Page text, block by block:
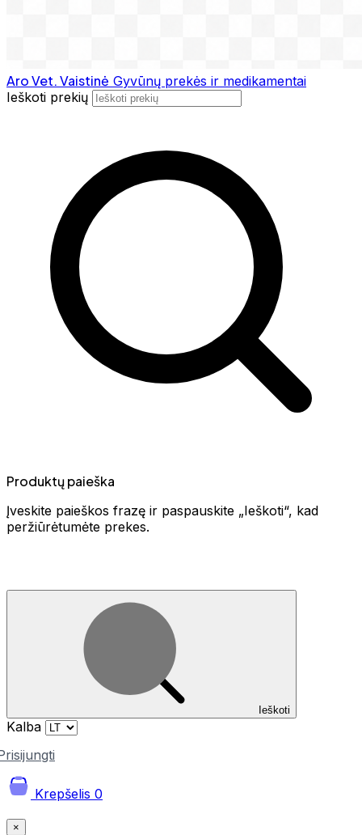
Aro Vet. Vaistinė Gyvūnų prekės ir medikamentai
Ieškoti prekių
Produktų paieška
Įveskite paieškos frazę ir paspauskite „Ieškoti“, kad
peržiūrėtumėte prekes.
Ieškoti
Kalba
Krepšelis 0
×